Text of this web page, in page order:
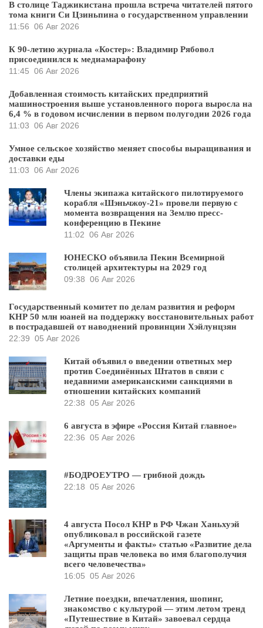
В столице Таджикистана прошла встреча читателей пятого
тома книги Си Цзиньпина о государственном управлении
11:56 06 Авг 2026
К 90-летию журнала «Костер»: Владимир Рябовол
присоединился к медиамарафону
11:45 06 Авг 2026
Добавленная стоимость китайских предприятий
машиностроения выше установленного порога выросла на
6,4 % в годовом исчислении в первом полугодии 2026 года
11:03 06 Авг 2026
Умное сельское хозяйство меняет способы выращивания и
доставки еды
11:03 06 Авг 2026
Члены экипажа китайского пилотируемого
корабля «Шэньчжоу-21» провели первую с
момента возвращения на Землю пресс-
конференцию в Пекине
11:02 06 Авг 2026
ЮНЕСКО объявила Пекин Всемирной
столицей архитектуры на 2029 год
09:38 06 Авг 2026
Государственный комитет по делам развития и реформ
КНР 50 млн юаней на поддержку восстановительных работ
в пострадавшей от наводнений провинции Хэйлунцзян
22:39 05 Авг 2026
Китай объявил о введении ответных мер
против Соединённых Штатов в связи с
недавними американскими санкциями в
отношении китайских компаний
22:38 05 Авг 2026
6 августа в эфире «Россия Китай главное»
22:36 05 Авг 2026
#БОДРОЕУТРО — грибной дождь
22:18 05 Авг 2026
4 августа Посол КНР в РФ Чжан Ханьхуэй
опубликовал в российской газете
«Аргументы и факты» статью «Развитие дела
защиты прав человека во имя благополучия
всего человечества»
16:05 05 Авг 2026
Летние поездки, впечатления, шопинг,
знакомство с культурой — этим летом тренд
«Путешествие в Китай» завоевал сердца